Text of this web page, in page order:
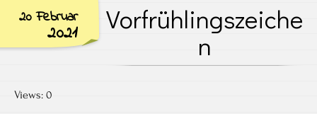
20 Februar
2021
Vorfrühlingszeiche
n
Views: 0